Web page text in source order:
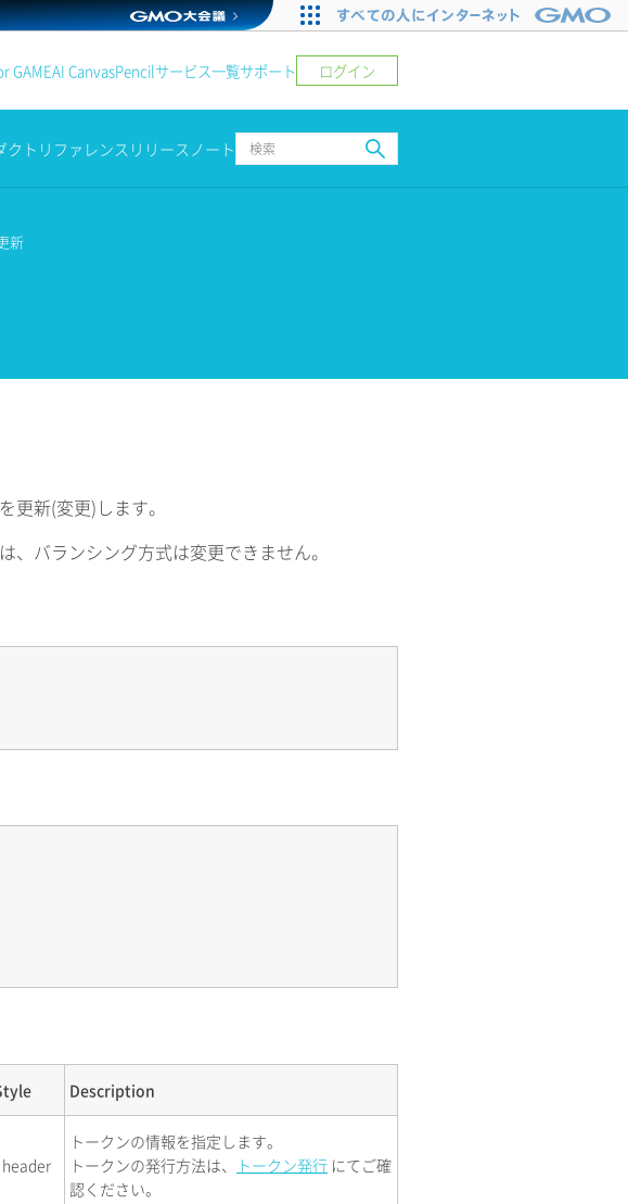
GAMEAI CanvasPencilサービス一覧サポート ログイン
クト リファレンス リリースノート
新
更新(変更)します。
、バランシング方式は変更できません。
Description
header
トークンの情報を指定します。
トークンの発行方法は、
トークン発行 にてご確
認ください。